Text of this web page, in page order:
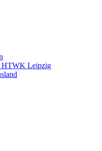
HTWK Leipzig